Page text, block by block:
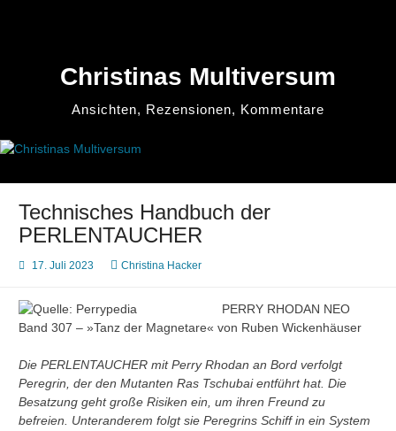
Christinas Multiversum
Ansichten, Rezensionen, Kommentare
Technisches Handbuch der
PERLENTAUCHER
17. Juli 2023 Christina Hacker
PERRY RHODAN NEO
Band 307 – »Tanz der Magnetare« von Ruben Wickenhäuser
Die PERLENTAUCHER mit Perry Rhodan an Bord verfolgt
Peregrin, der den Mutanten Ras Tschubai entführt hat. Die
Besatzung geht große Risiken ein, um ihren Freund zu
befreien. Unteranderem folgt sie Peregrins Schiff in ein System